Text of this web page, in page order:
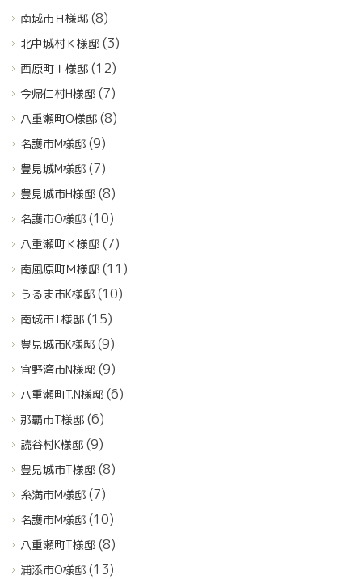
南城市Ｈ様邸 (8)
北中城村Ｋ様邸 (3)
西原町Ｉ様邸 (12)
今帰仁村H様邸 (7)
八重瀬町O様邸 (8)
名護市M様邸 (9)
豊見城M様邸 (7)
豊見城市H様邸 (8)
名護市O様邸 (10)
八重瀬町Ｋ様邸 (7)
南風原町Ｍ様邸 (11)
うるま市K様邸 (10)
南城市T様邸 (15)
豊見城市K様邸 (9)
宜野湾市N様邸 (9)
八重瀬町T.N様邸 (6)
那覇市T様邸 (6)
読谷村K様邸 (9)
豊見城市T様邸 (8)
糸満市M様邸 (7)
名護市M様邸 (10)
八重瀬町T様邸 (8)
浦添市O様邸 (13)